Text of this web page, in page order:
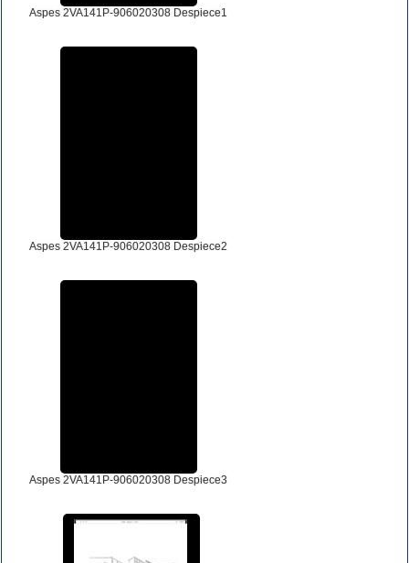
Aspes 2VA141P-906020308 Despiece1
Aspes 2VA141P-906020308 Despiece2
Aspes 2VA141P-906020308 Despiece3